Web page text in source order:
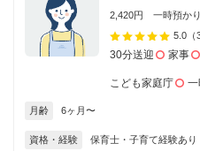
2,420円 一時預か
5.0
30分送迎 家事
こども家庭庁 一
月齢 6ヶ月〜
資格・経験 保育士・子育て経験あり